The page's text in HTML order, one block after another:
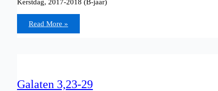
Kerstdag, 2017-2018 (B-jaar)
Galaten
3,23-
29
Read More »
Galaten 3,23-29